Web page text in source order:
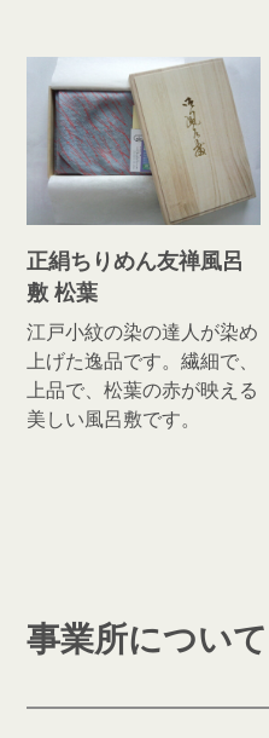
正絹ちりめん友禅風呂
敷 松葉
江戸小紋の染の達人が染め
上げた逸品です。繊細で、
上品で、松葉の赤が映える
美しい風呂敷です。
事業所について